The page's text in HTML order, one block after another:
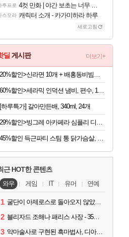
주프로 4컷 만화 | 야간 보초는 너무 힘들어
스오라 캐릭터 소개 - 카가미하라 하루
새로고침
딜 게시판 더보기+
[하루특가] 갈아만든배, 340ml, 24개
45%할인 득근파티 스팀 통 닭가슴살, 6종 혼합, 100g, 30팩
근 HOT한 콘텐츠
와우 게임 IT 유머 연예
1 굴단이 아제로스로 돌아오지 않았다면? 와우 클래식+ 주목
2 블리자드 조해나 패리스 사장 - 35년 역사, 그리고 비전
3 악마술사로 구현된 흑마법사, 디아4 x 와우 콜라보 살펴보기